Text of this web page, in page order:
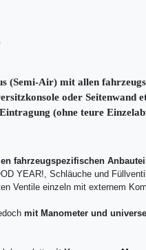
(Semi-Air) mit allen
oder Seitenwand
(ohne teure
fahrzeugspezifischen
YEAR!, Schläuche und
Ventile einzeln mit externem
mit Manometer und